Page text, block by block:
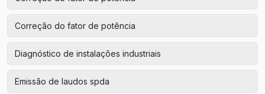
Correção do fator de potência
Diagnóstico de instalações industriais
Emissão de laudos spda